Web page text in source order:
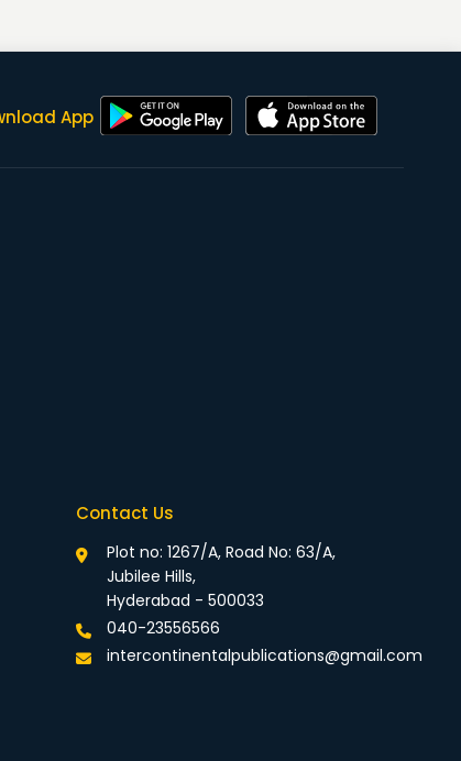
App
Contact Us
Plot no: 1267/A, Road No: 63/A,
Jubilee Hills,
Hyderabad - 500033
040-23556566
intercontinentalpublications@gmail.com